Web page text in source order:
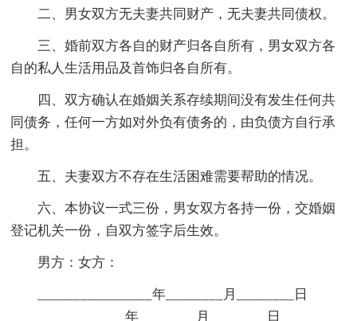
二、男女双方无夫妻共同财产，无夫妻共同债权。
三、婚前双方各自的财产归各自所有，男女双方各
自的私人生活用品及首饰归各自所有。
四、双方确认在婚姻关系存续期间没有发生任何共
同债务，任何一方如对外负有债务的，由负债方自行承
担。
五、夫妻双方不存在生活困难需要帮助的情况。
六、本协议一式三份，男女双方各持一份，交婚姻
登记机关一份，自双方签字后生效。
男方：女方：
________________年________月________日
________________年________月________日